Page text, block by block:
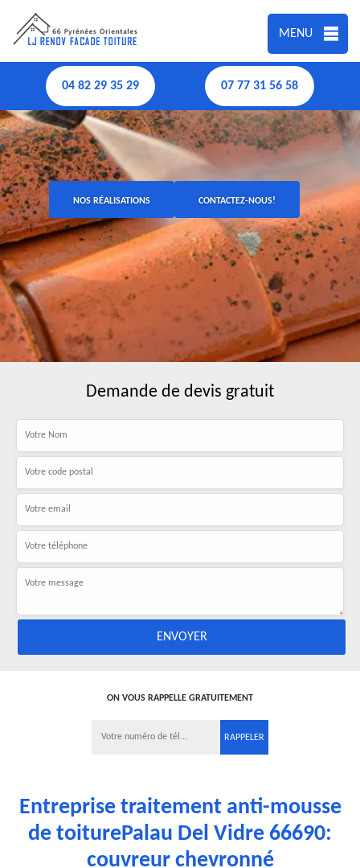
MENU
04 82 29 35 29 07 77 31 56 58
NOS RÉALISATIONS CONTACTEZ-NOUS!
Demande de devis gratuit
ON VOUS RAPPELLE GRATUITEMENT
Entreprise traitement anti-mousse
de toiturePalau Del Vidre 66690:
couvreur chevronné